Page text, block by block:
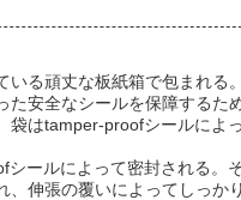
る頑丈な板紙箱で包まれ
安全なシールを保障する
袋はtamper-proofシールによ
ールによって密封される。
伸張の覆いによってしっ